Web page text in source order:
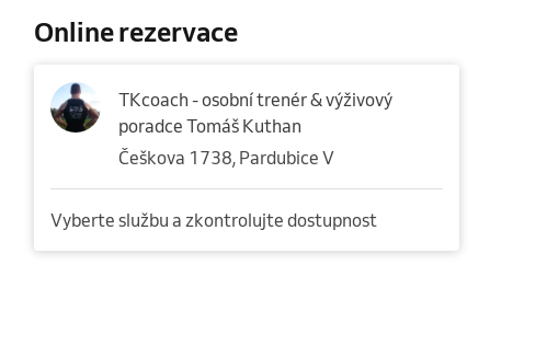
Online rezervace
TKcoach - osobní trenér & výživový
poradce Tomáš Kuthan
Češkova 1738, Pardubice V
Vyberte službu a zkontrolujte dostupnost